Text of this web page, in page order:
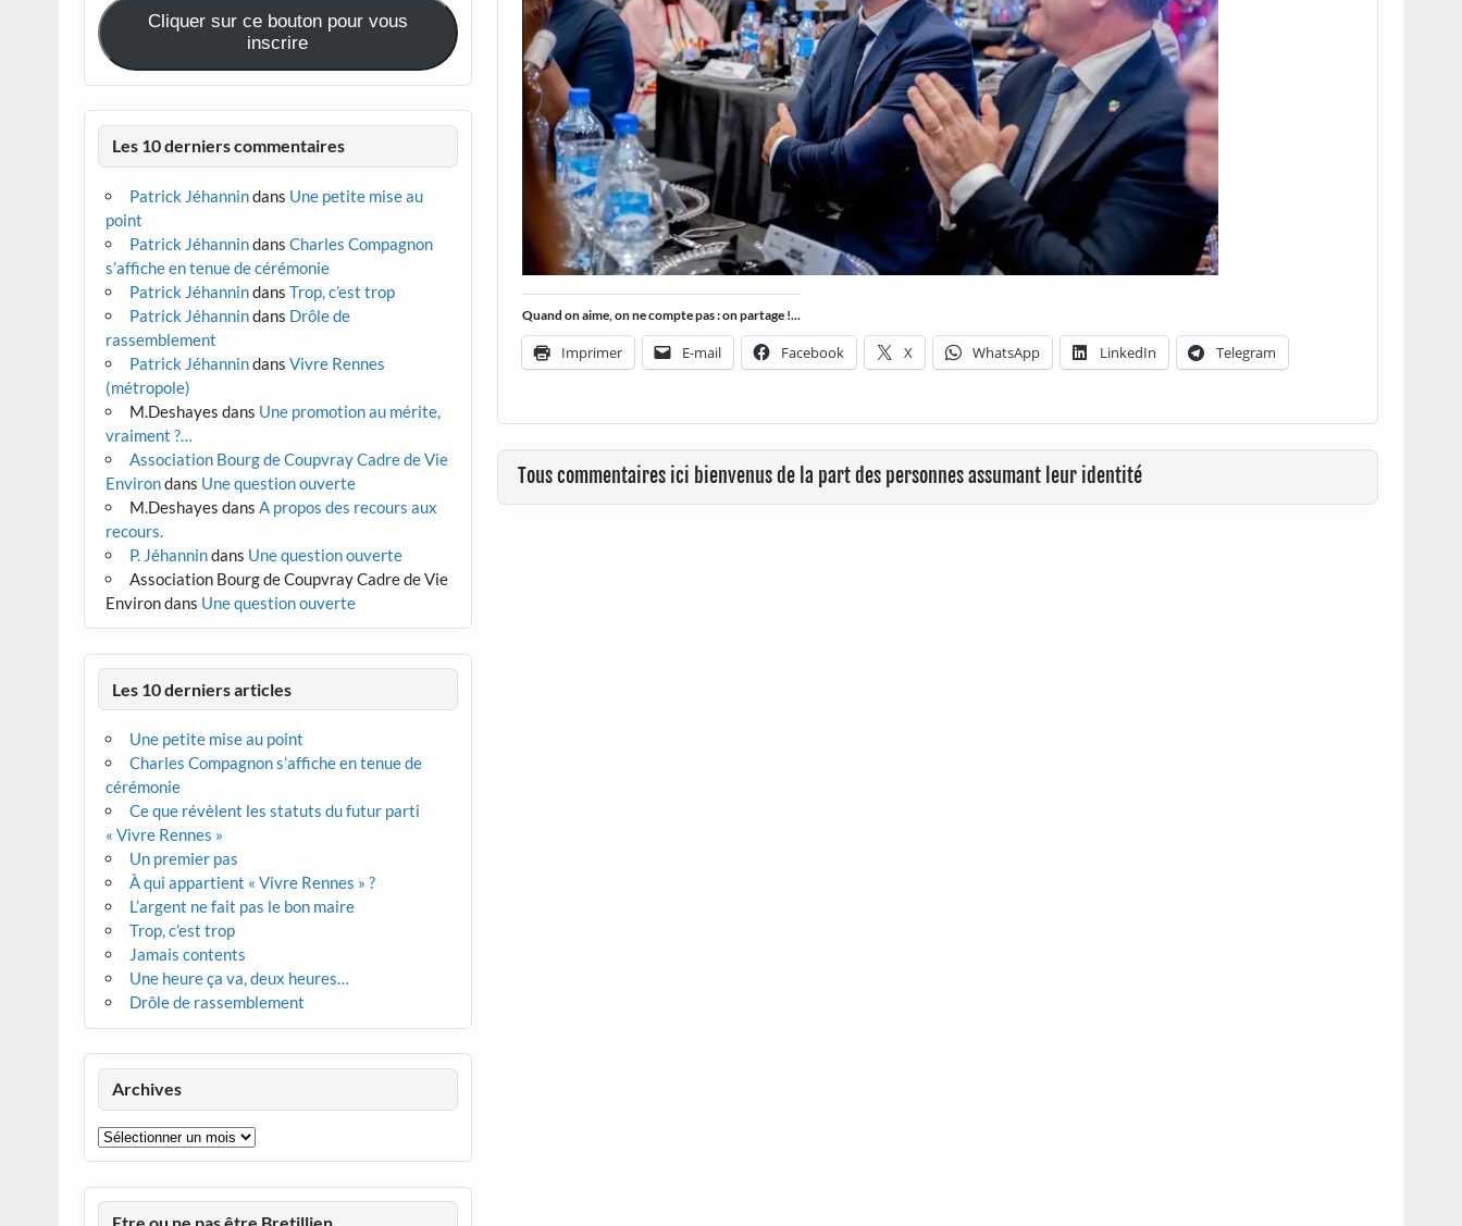
Quand on aime, on ne compte pas : on partage !...
Imprimer E-mail Facebook X WhatsApp LinkedIn Telegram
Tous commentaires ici bienvenus de la part des personnes assumant leur identité
Cliquer sur ce bouton pour vous
inscrire
Les 10 derniers commentaires
Patrick Jéhannindans Une petite mise au
point
Patrick Jéhannindans Charles Compagnon
s’affiche en tenue de cérémonie
Patrick Jéhannindans Trop, c’est trop
Patrick Jéhannindans Drôle de
rassemblement
Patrick Jéhannindans Vivre Rennes
(métropole)
M.Deshayes dans Une promotion au mérite,
vraiment ?…
Association Bourg de Coupvray Cadre de Vie
Environdans Une question ouverte
M.Deshayes dans A propos des recours aux
recours.
P. Jéhannindans Une question ouverte
Association Bourg de Coupvray Cadre de Vie
Environdans Une question ouverte
Les 10 derniers articles
Une petite mise au point
Charles Compagnon s’affiche en tenue de
cérémonie
Ce que révèlent les statuts du futur parti
« Vivre Rennes »
Un premier pas
À qui appartient « Vivre Rennes » ?
L’argent ne fait pas le bon maire
Trop, c’est trop
Jamais contents
Une heure ça va, deux heures…
Drôle de rassemblement
Archives
Archives
Etre ou ne pas être Bretillien